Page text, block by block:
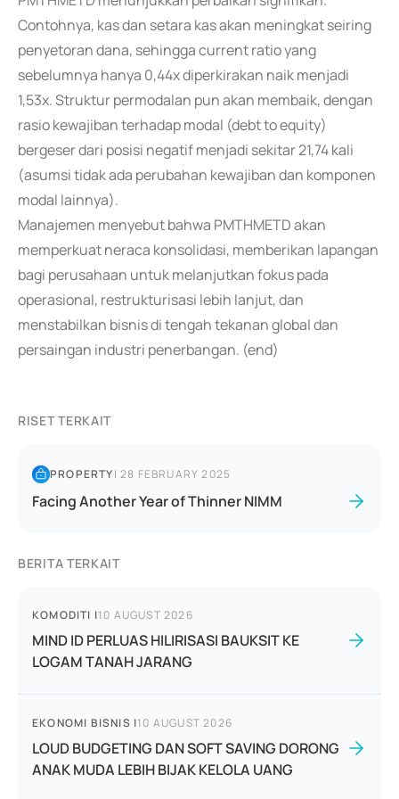
Contohnya, kas dan setara kas akan meningkat seiring
penyetoran dana, sehingga current ratio yang
sebelumnya hanya 0,44x diperkirakan naik menjadi
1,53x. Struktur permodalan pun akan membaik, dengan
rasio kewajiban terhadap modal (debt to equity)
bergeser dari posisi negatif menjadi sekitar 21,74 kali
(asumsi tidak ada perubahan kewajiban dan komponen
modal lainnya).
Manajemen menyebut bahwa PMTHMETD akan
memperkuat neraca konsolidasi, memberikan lapangan
bagi perusahaan untuk melanjutkan fokus pada
operasional, restrukturisasi lebih lanjut, dan
menstabilkan bisnis di tengah tekanan global dan
persaingan industri penerbangan. (end)
RISET TERKAIT
PROPERTY|28 FEBRUARY 2025
Facing Another Year of Thinner NIMM
BERITA TERKAIT
KOMODITI |10 AUGUST 2026
MIND ID PERLUAS HILIRISASI BAUKSIT KE
LOGAM TANAH JARANG
EKONOMI BISNIS |10 AUGUST 2026
LOUD BUDGETING DAN SOFT SAVING DORONG
ANAK MUDA LEBIH BIJAK KELOLA UANG